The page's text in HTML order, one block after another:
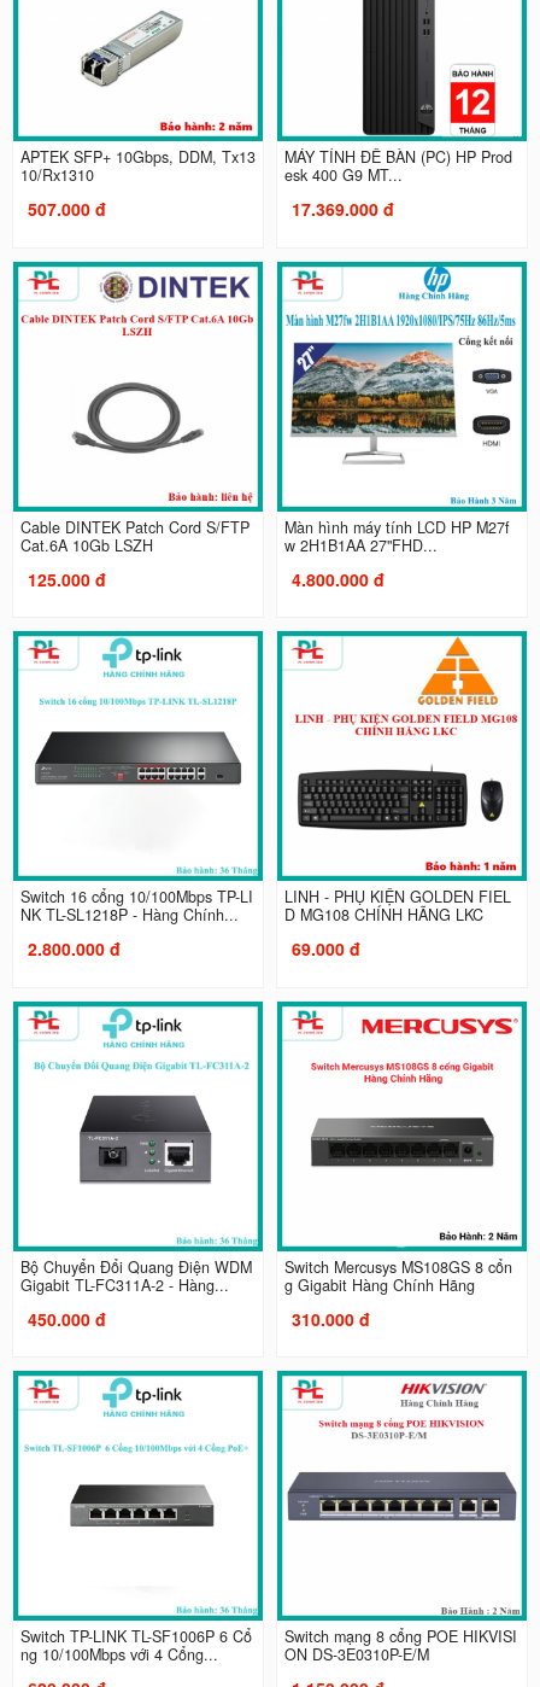
APTEK SFP+ 10Gbps, DDM, Tx13
10/Rx1310
507.000 đ
MÁY TÍNH ĐỂ BÀN (PC) HP Prod
esk 400 G9 MT...
17.369.000 đ
Cable DINTEK Patch Cord S/FTP
Cat.6A 10Gb LSZH
125.000 đ
Màn hình máy tính LCD HP M27f
w 2H1B1AA 27"FHD...
4.800.000 đ
Switch 16 cổng 10/100Mbps TP-LI
NK TL-SL1218P - Hàng Chính...
2.800.000 đ
LINH - PHỤ KIỆN GOLDEN FIEL
D MG108 CHÍNH HÃNG LKC
69.000 đ
Bộ Chuyển Đổi Quang Điện WDM
Gigabit TL-FC311A-2 - Hàng...
450.000 đ
Switch Mercusys MS108GS 8 cổn
g Gigabit Hàng Chính Hãng
310.000 đ
Switch TP-LINK TL-SF1006P 6 Cổ
ng 10/100Mbps với 4 Cổng...
Switch mạng 8 cổng POE HIKVISI
ON DS-3E0310P-E/M